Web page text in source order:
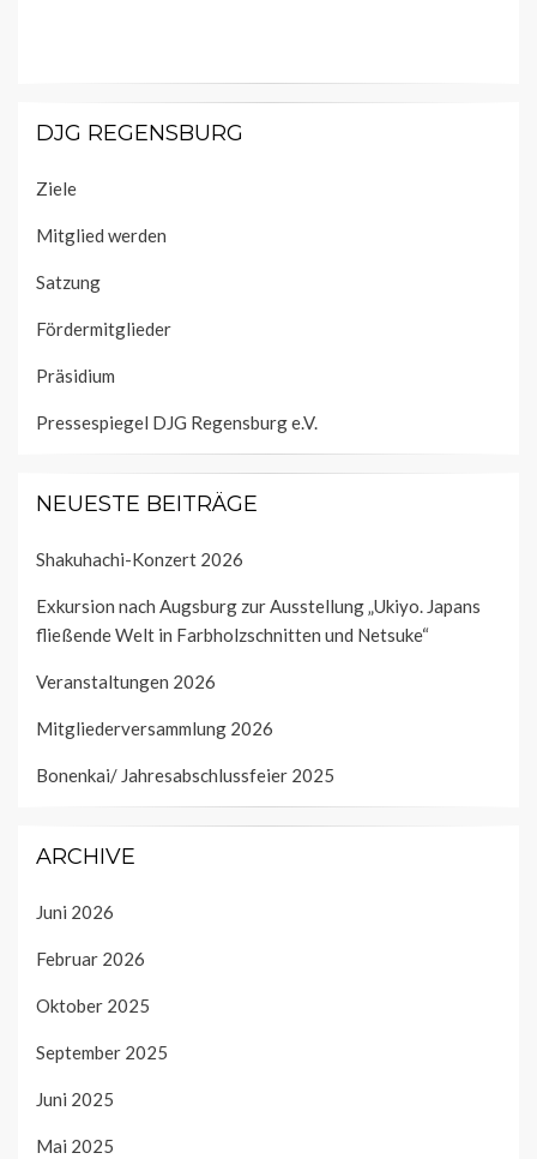
DJG REGENSBURG
Ziele
Mitglied werden
Satzung
Fördermitglieder
Präsidium
Pressespiegel DJG Regensburg e.V.
NEUESTE BEITRÄGE
Shakuhachi-Konzert 2026
Exkursion nach Augsburg zur Ausstellung „Ukiyo. Japans
fließende Welt in Farbholzschnitten und Netsuke“
Veranstaltungen 2026
Mitgliederversammlung 2026
Bonenkai/ Jahresabschlussfeier 2025
ARCHIVE
Juni 2026
Februar 2026
Oktober 2025
September 2025
Juni 2025
Mai 2025